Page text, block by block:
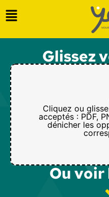
Glissez
Cliquez ou
acceptés : PDF,
dénicher les
Ou